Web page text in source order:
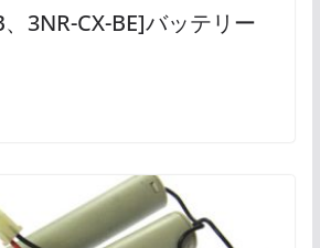
3NR-CX-BE]バッテリー